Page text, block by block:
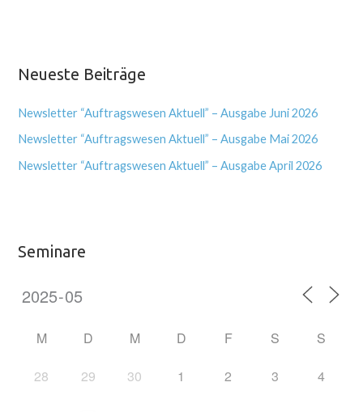
Neueste Beiträge
Newsletter “Auftragswesen Aktuell” – Ausgabe Juni 2026
Newsletter “Auftragswesen Aktuell” – Ausgabe Mai 2026
Newsletter “Auftragswesen Aktuell” – Ausgabe April 2026
Seminare
M D M D F S S
28 29 30 1 2 3 4